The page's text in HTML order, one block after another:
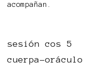
acompañan.
sesión cos 5
cuerpa-oráculo